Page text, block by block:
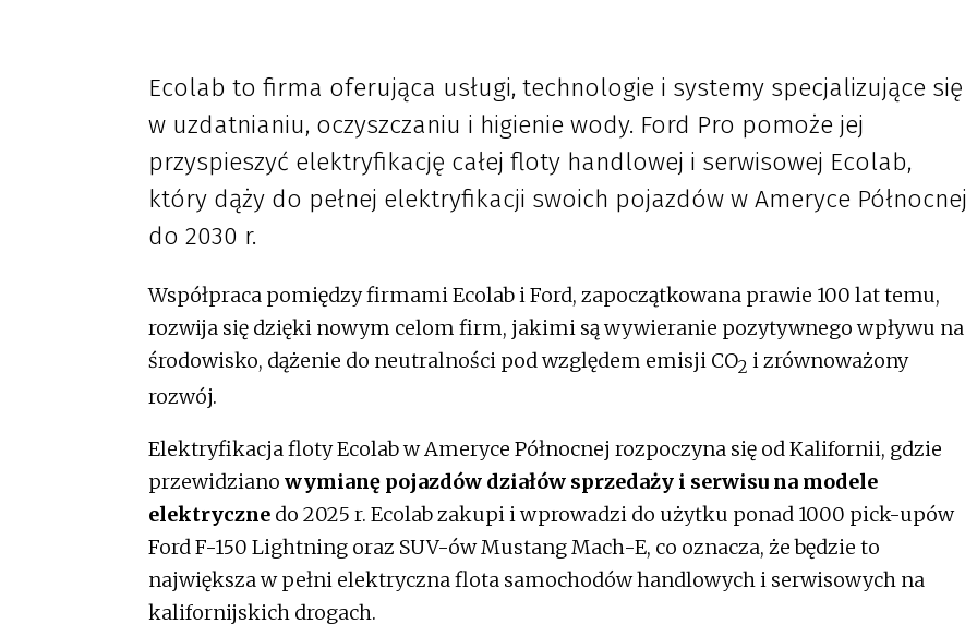
Ecolab to firma oferująca usługi, technologie i systemy specjalizujące się
w uzdatnianiu, oczyszczaniu i higienie wody. Ford Pro pomoże jej
przyspieszyć elektryfikację całej floty handlowej i serwisowej Ecolab,
który dąży do pełnej elektryfikacji swoich pojazdów w Ameryce Północnej
do 2030 r.
Współpraca pomiędzy firmami Ecolab i Ford, zapoczątkowana prawie 100 lat temu,
rozwija się dzięki nowym celom firm, jakimi są wywieranie pozytywnego wpływu na
środowisko, dążenie do neutralności pod względem emisji CO2 i zrównoważony
rozwój.
Elektryfikacja floty Ecolab w Ameryce Północnej rozpoczyna się od Kalifornii, gdzie
przewidziano wymianę pojazdów działów sprzedaży i serwisu na modele
elektryczne do 2025 r. Ecolab zakupi i wprowadzi do użytku ponad 1000 pick-upów
Ford F-150 Lightning oraz SUV-ów Mustang Mach-E, co oznacza, że będzie to
największa w pełni elektryczna flota samochodów handlowych i serwisowych na
kalifornijskich drogach.